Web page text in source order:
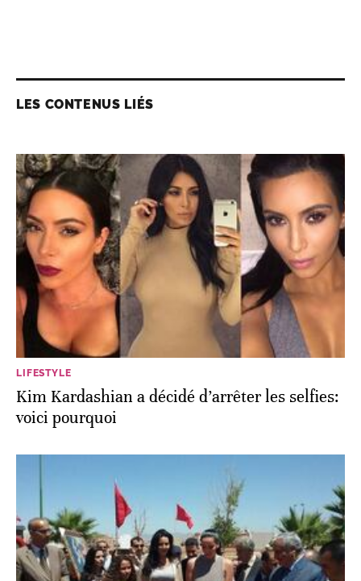
LES CONTENUS LIÉS
LIFESTYLE
Kim Kardashian a décidé d’arrêter les selfies:
voici pourquoi